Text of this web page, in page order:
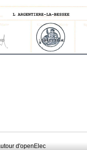
d'openElec